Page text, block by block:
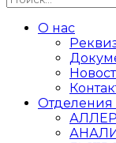
О нас